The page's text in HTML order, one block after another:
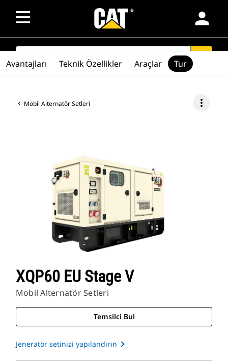
person
SEARCH
Mobil Alternatör Setleri more_vert
XQP60 EU Stage V
Mobil Alternatör Setleri
Temsilci Bul
Jeneratör setinizi yapılandırın
Avantajları Teknik Özellikler Araçlar Tur